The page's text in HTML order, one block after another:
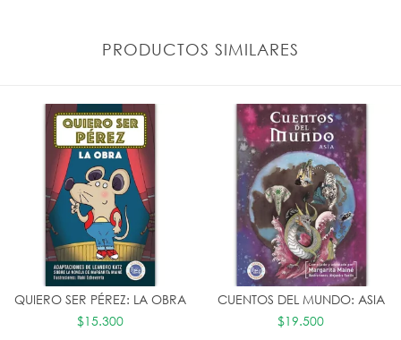
PRODUCTOS SIMILARES
QUIERO SER PÉREZ: LA OBRA
$15.300
CUENTOS DEL MUNDO: ASIA
$19.500